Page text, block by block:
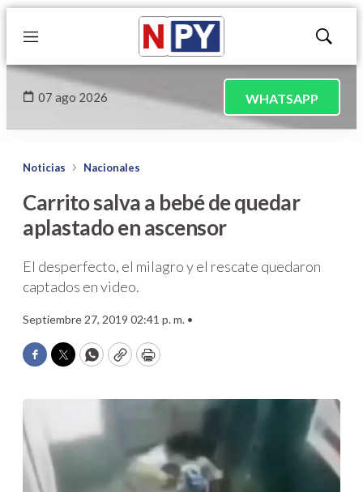
Menú
Mostrar
07 ago 2026 WHATSAPP
Noticias Nacionales
Carrito salva a bebé de quedar
aplastado en ascensor
El desperfecto, el milagro y el rescate quedaron
captados en video.
Septiembre 27, 2019 02:41 p. m. •
Facebook
TwitterWhatsApp
CopyPrint